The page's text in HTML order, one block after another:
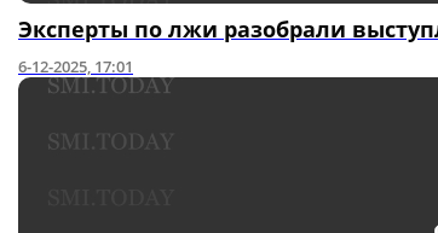
Эксперты по лжи разобрали
6-12-2025, 17:01